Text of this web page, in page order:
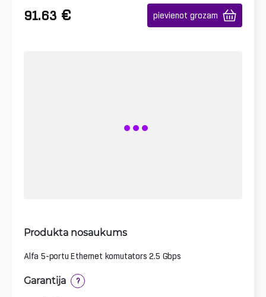
91.63 € pievienot grozam
Produkta nosaukums
Alfa 5-portu Ethernet komutators 2.5 Gbps
Garantija ?